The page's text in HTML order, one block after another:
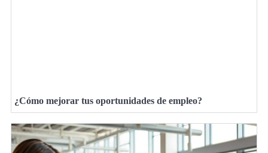
¿Cómo mejorar tus oportunidades de empleo?